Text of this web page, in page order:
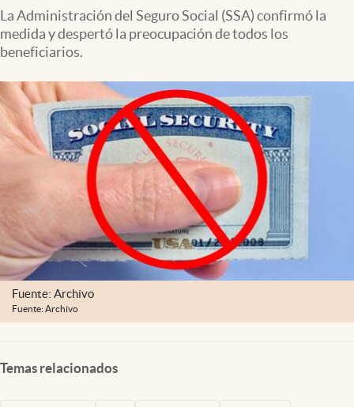
Lifestyle
La Administración del Seguro Social (SSA) confirmó la
medida y despertó la preocupación de todos los
beneficiarios.
Fuente: Archivo
Fuente: Archivo
Temas relacionados